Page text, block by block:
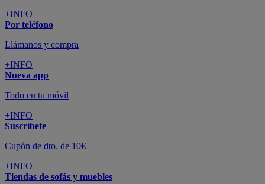
+INFO
Por teléfono
Llámanos y compra
+INFO
Nueva app
Todo en tu móvil
+INFO
Suscríbete
Cupón de dto. de 10€
+INFO
Tiendas de sofás y muebles